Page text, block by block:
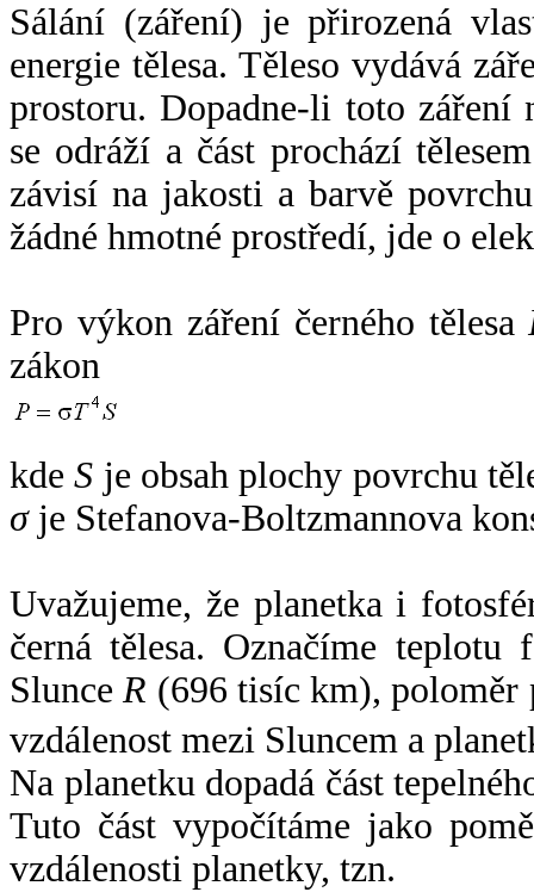
Sálání (záření) je přirozená
energie tělesa. Těleso vydává
prostoru. Dopadne-li toto záření
se odráží a část prochází
závisí na jakosti a barvě
žádné hmotné prostředí, jde o
Pro výkon záření černého tělesa
zákon
kdeS je obsah plochy povrchu
σje Stefanova-Boltzmannova
Uvažujeme, že planetka i
černá tělesa. Označíme
SlunceR (696 tisíc km),
vzdálenost mezi Sluncem a
Na planetku dopadá část
Tuto část vypočítáme jako
vzdálenosti planetky, tzn.